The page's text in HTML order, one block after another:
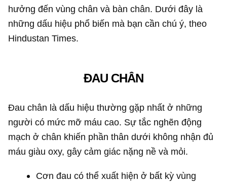
hưởng đến vùng chân và bàn chân. Dưới đây là
những dấu hiệu phổ biến mà bạn cần chú ý, theo
Hindustan Times.
ĐAU CHÂN
Đau chân là dấu hiệu thường gặp nhất ở những
người có mức mỡ máu cao. Sự tắc nghẽn động
mạch ở chân khiến phần thân dưới không nhận đủ
máu giàu oxy, gây cảm giác nặng nề và mỏi.
Cơn đau có thể xuất hiện ở bất kỳ vùng